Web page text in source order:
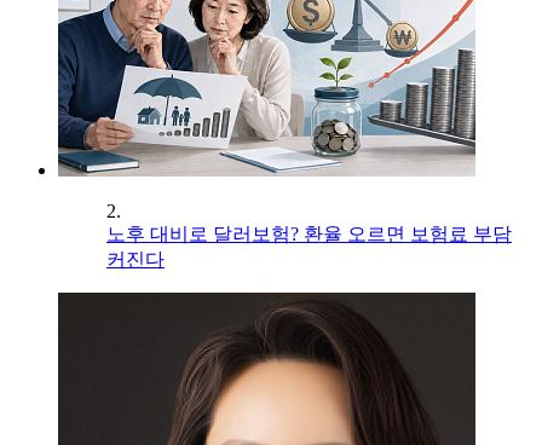
2.
노후 대비로 달러보험? 환율 오르면 보험료 부담
커진다